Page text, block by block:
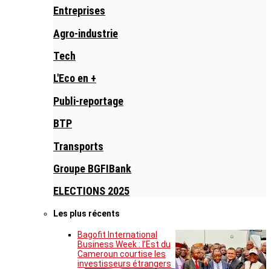
Entreprises
Agro-industrie
Tech
L'Eco en +
Publi-reportage
BTP
Transports
Groupe BGFIBank
ELECTIONS 2025
Les plus récents
Bagofit International
Business Week : l’Est du
Cameroun courtise les
investisseurs étrangers